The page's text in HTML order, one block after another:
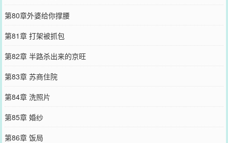
第80章外婆给你撑腰
第81章 打架被抓包
第82章 半路杀出来的京旺
第83章 苏商住院
第84章 洗照片
第85章 婚纱
第86章 饭局